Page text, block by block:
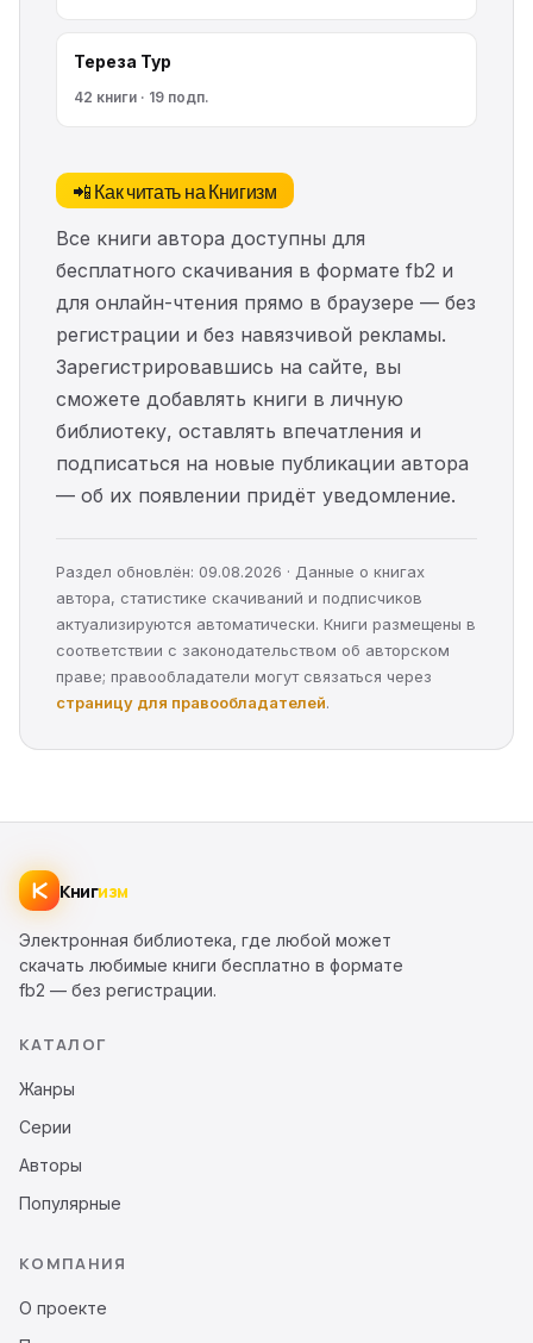
Тереза Тур
42 книги · 19 подп.
📲 Как читать на Книгизм
Все книги автора доступны для
бесплатного скачивания в формате fb2 и
для онлайн-чтения прямо в браузере — без
регистрации и без навязчивой рекламы.
Зарегистрировавшись на сайте, вы
сможете добавлять книги в личную
библиотеку, оставлять впечатления и
подписаться на новые публикации автора
— об их появлении придёт уведомление.
Раздел обновлён: 09.08.2026 · Данные о книгах
автора, статистике скачиваний и подписчиков
актуализируются автоматически. Книги размещены в
соответствии с законодательством об авторском
праве; правообладатели могут связаться через
страницу для правообладателей.
Книгизм
Электронная библиотека, где любой может
скачать любимые книги бесплатно в формате
fb2 — без регистрации.
КАТАЛОГ
Жанры
Серии
Авторы
Популярные
КОМПАНИЯ
О проекте